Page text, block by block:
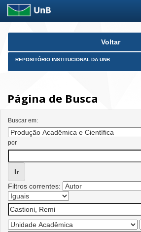
Skip
Voltar
REPOSITÓRIO INSTITUCIONAL DA UNB
Página de Busca
Buscar em:
por
Filtros correntes: